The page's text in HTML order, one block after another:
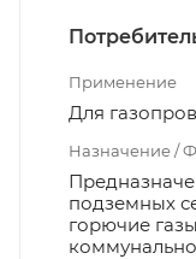
Применение
Для
Назначение /
подземных
горючие